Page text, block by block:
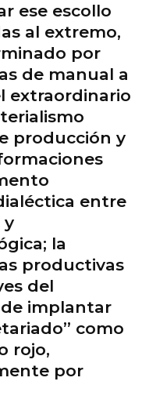
ese escollo
al extremo,
por
de manual a
extraordinario
producción y
entre
y
la
productivas
del
implantar
como
rojo,
por